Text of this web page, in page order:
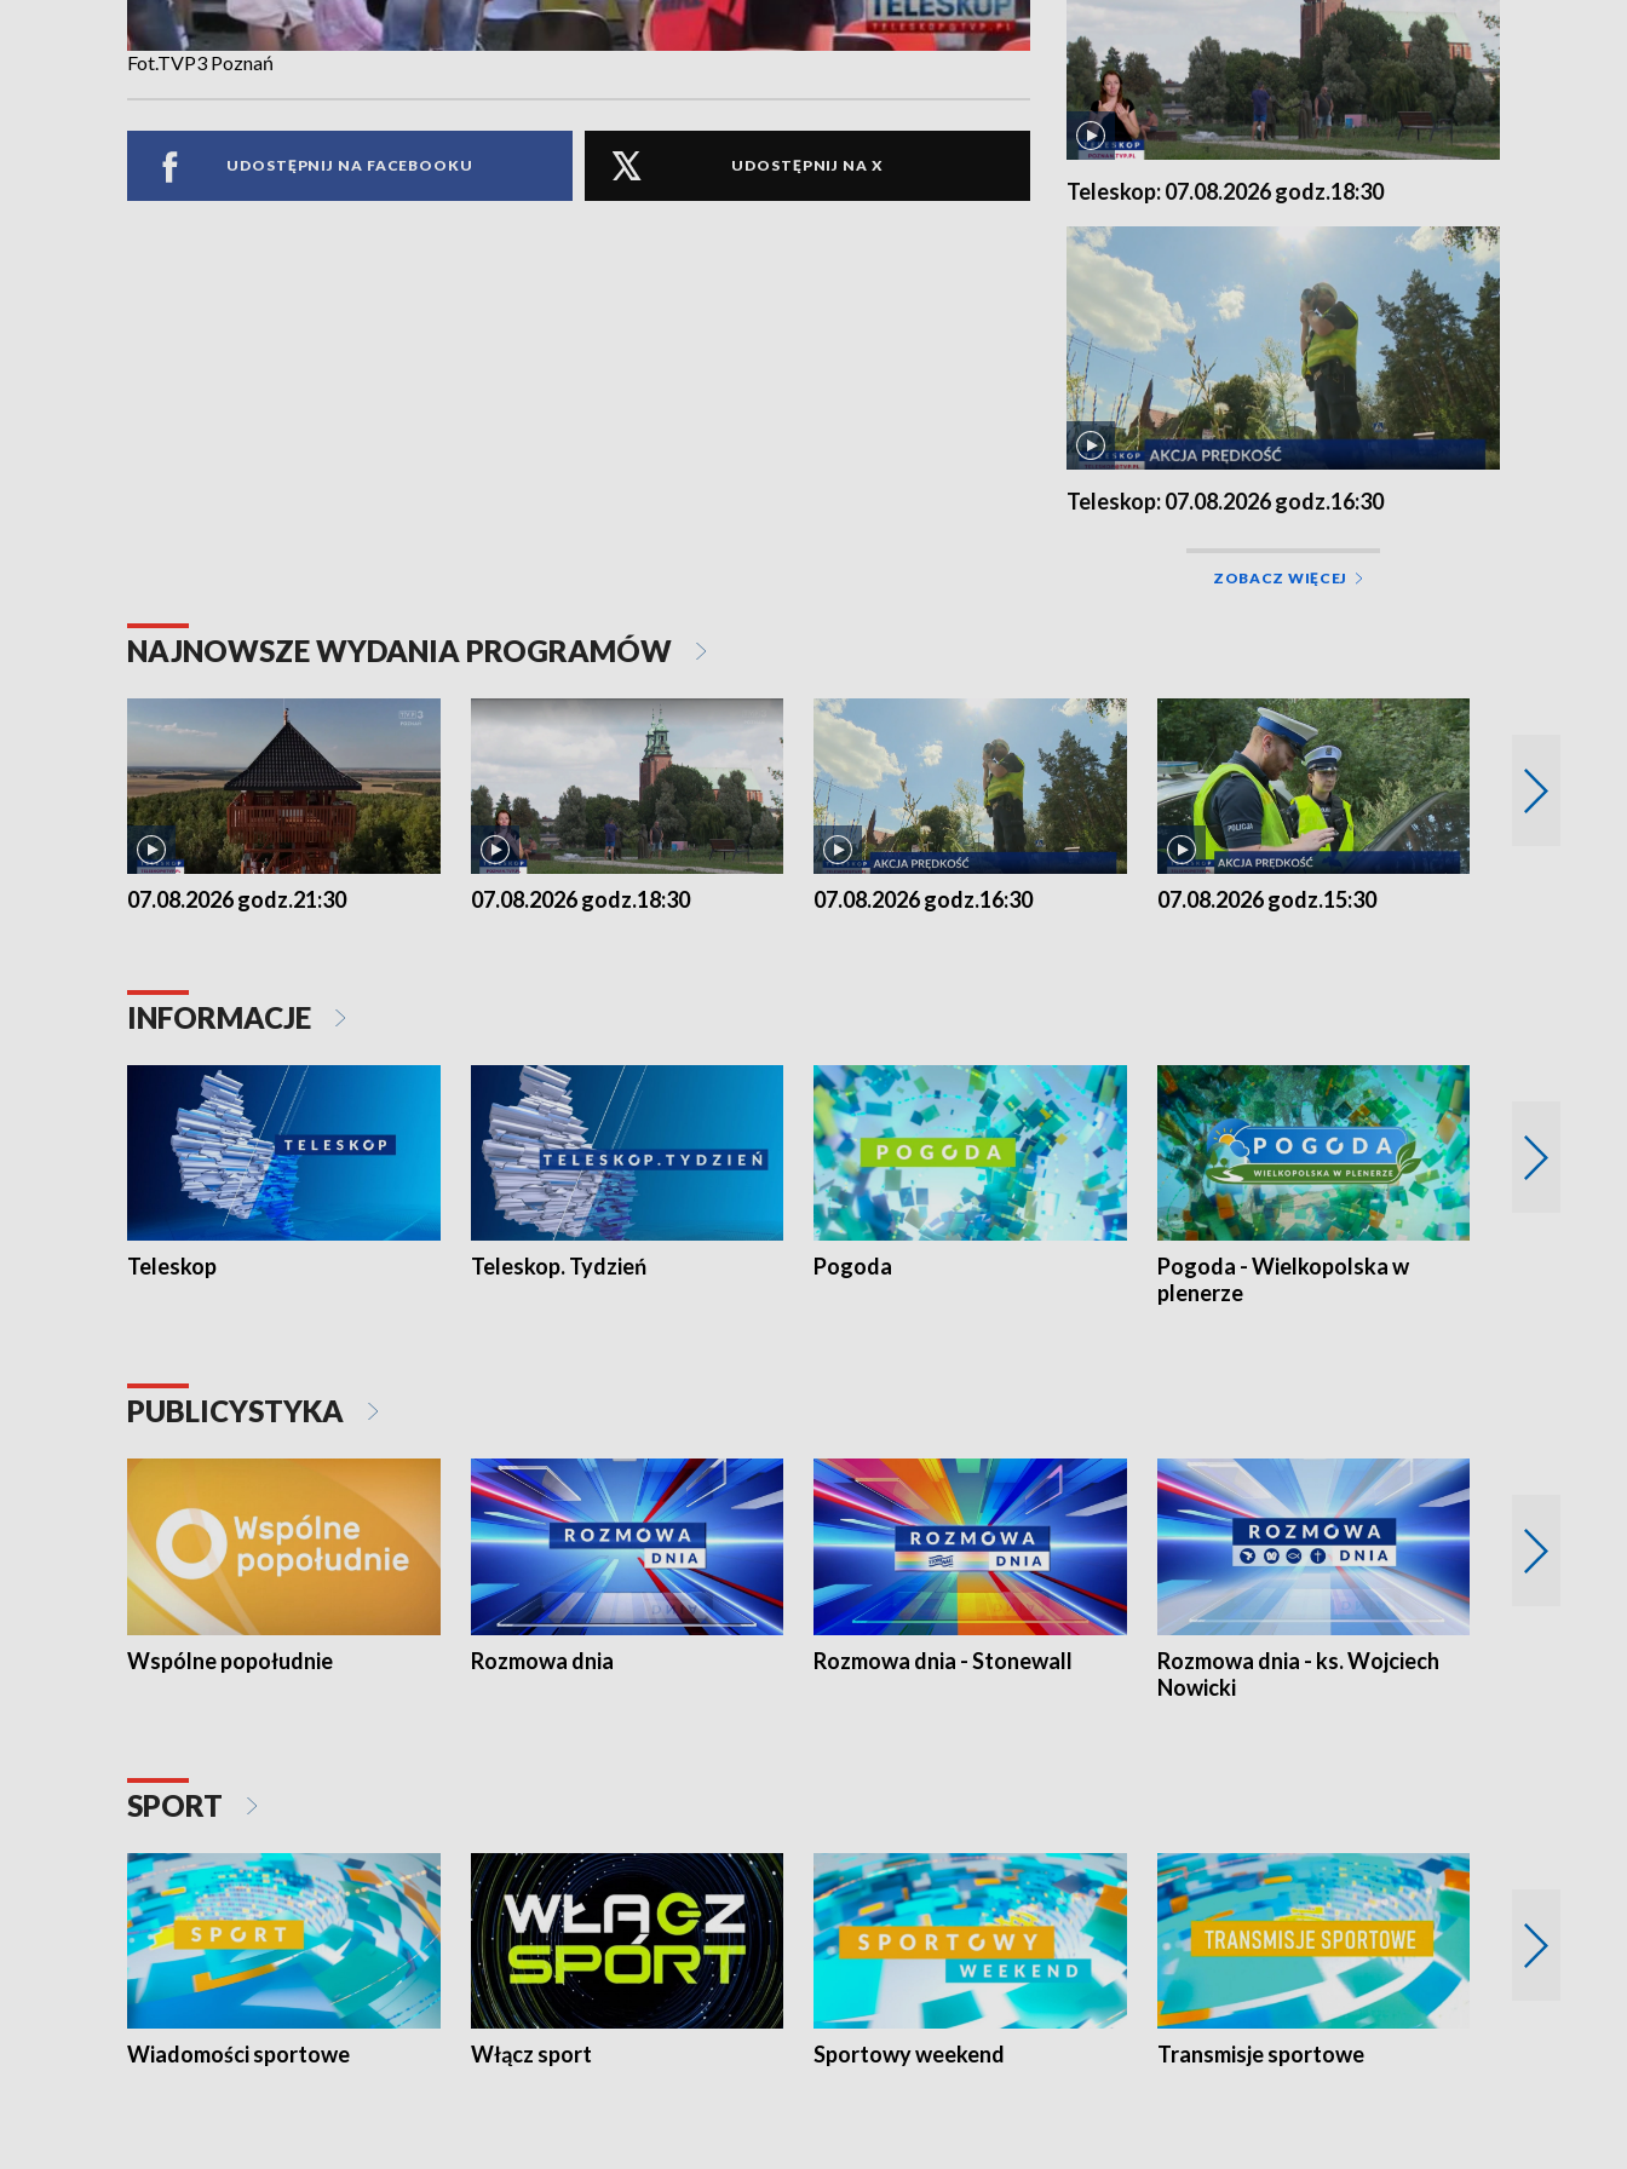
Fot.TVP3 Poznań
UDOSTĘPNIJ NA FACEBOOKU UDOSTĘPNIJ NA X
Teleskop: 07.08.2026 godz.18:30
Teleskop: 07.08.2026 godz.16:30
ZOBACZ WIĘCEJ
NAJNOWSZE WYDANIA PROGRAMÓW
07.08.2026 godz.21:30 07.08.2026 godz.18:30 07.08.2026 godz.16:30 07.08.2026 godz.15:30
INFORMACJE
Teleskop Teleskop. Tydzień Pogoda
Pogoda - Wielkopolska w
plenerze
PUBLICYSTYKA
Wspólne popołudnie Rozmowa dnia Rozmowa dnia - Stonewall
Rozmowa dnia - ks. Wojciech
Nowicki
SPORT
Wiadomości sportowe Włącz sport Sportowy weekend Transmisje sportowe